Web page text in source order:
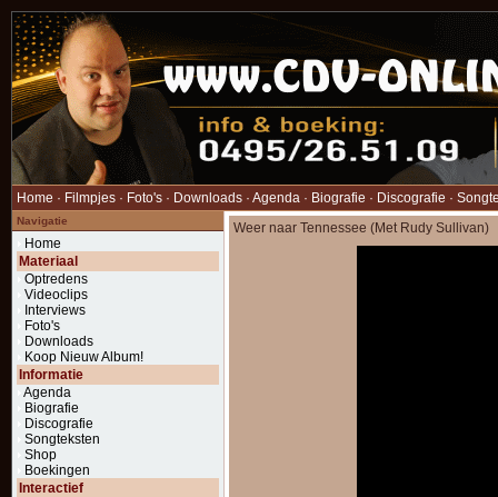
Home · Filmpjes · Foto's · Downloads · Agenda · Biografie · Discografie ·
Navigatie
Home
Materiaal
Optredens
Videoclips
Interviews
Foto's
Downloads
Koop Nieuw Album!
Informatie
Agenda
Biografie
Discografie
Songteksten
Shop
Boekingen
Interactief
Weer naar Tennessee (Met Rudy Sullivan)